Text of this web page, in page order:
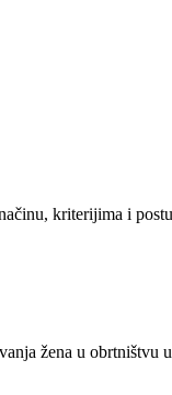
kriterijima i
žena u obrtništvu